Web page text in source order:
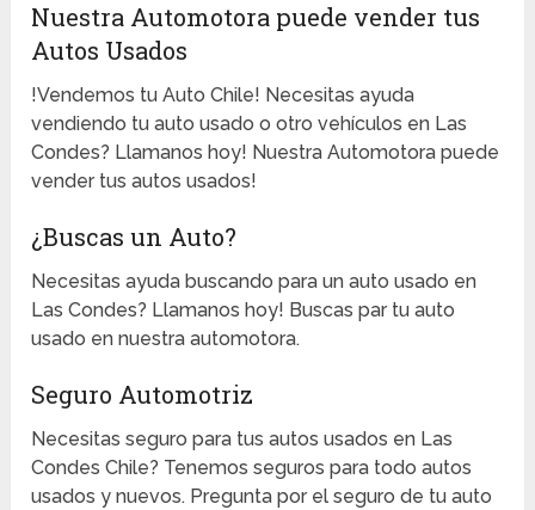
Nuestra Automotora puede vender tus
Autos Usados
!Vendemos tu Auto Chile! Necesitas ayuda
vendiendo tu auto usado o otro vehículos en Las
Condes? Llamanos hoy! Nuestra Automotora puede
vender tus autos usados!
¿Buscas un Auto?
Necesitas ayuda buscando para un auto usado en
Las Condes? Llamanos hoy! Buscas par tu auto
usado en nuestra automotora.
Seguro Automotriz
Necesitas seguro para tus autos usados en Las
Condes Chile? Tenemos seguros para todo autos
usados y nuevos. Pregunta por el seguro de tu auto